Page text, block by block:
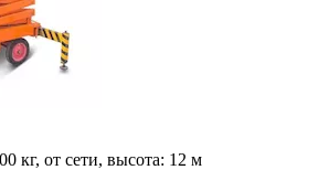
кг, от сети, высота: 12 м